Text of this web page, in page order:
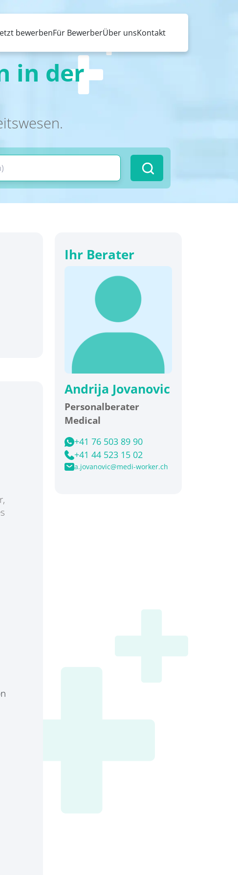
bewerbenFür BewerberÜber unsKontakt
in der
Ihr Berater
Andrija Jovanovic
Personalberater
Medical
+41 76 503 89 90
+41 44 523 15 02
a.jovanovic@medi-worker.ch